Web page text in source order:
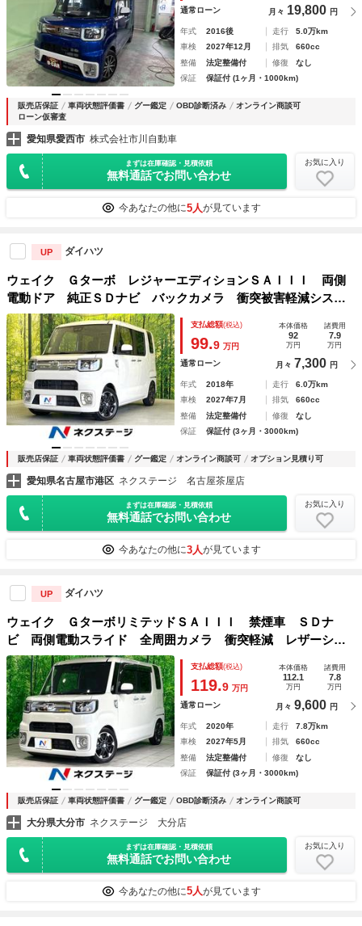
通常ローン 月々 19,800 円
年式 2016後 走行
5.0万km
車検
2027年12月 排気
660cc
整備
法定整備付 修復
なし
保証
保証付 (1ヶ月・1000km)
販売店保証 車両状態評価書 グー鑑定 OBD診断済み
オンライン商談可
ローン仮審査
愛知県愛西市 株式会社市川自動車
まずは在庫確認・見積依頼
無料通話でお問い合わせ
お気に入り
今あなたの他に5人が見ています
UP ダイハツ
ウェイク Ｇターボ レジャーエディションＳＡＩＩＩ 両側
電動ドア 純正ＳＤナビ バックカメラ 衝突被害軽減システ
ム 禁煙車 ドラレコ スマートキー ＬＥＤヘッド ＥＴ
Ｃ 純正１５インチアルミ オートハイビーム 車線逸脱警
報 オートライト
支払総額(税込)
99.9 万円
本体価格
92
万円
諸費用
7.9
万円
通常ローン 月々 7,300 円
年式 2018年 走行
6.0万km
車検
2027年7月 排気
660cc
整備
法定整備付 修復
なし
保証
保証付 (3ヶ月・3000km)
販売店保証 車両状態評価書 グー鑑定 オンライン商談可 オプション見積り可
愛知県名古屋市港区 ネクステージ 名古屋茶屋店
まずは在庫確認・見積依頼
無料通話でお問い合わせ
お気に入り
今あなたの他に3人が見ています
UP ダイハツ
ウェイク ＧターボリミテッドＳＡＩＩＩ 禁煙車 ＳＤナ
ビ 両側電動スライド 全周囲カメラ 衝突軽減 レザーシー
ト ＬＥＤヘッド ＥＴＣ フルセグ Ｂｌｕｅｔｏｏｔｈ再
生 オートハイビーム オートライト オートエアコン ＣＤ
／ＤＶＤ再生
支払総額(税込)
119.9 万円
本体価格
112.1
万円
諸費用
7.8
万円
通常ローン 月々 9,600 円
年式 2020年 走行
7.8万km
車検
2027年5月 排気
660cc
整備
法定整備付 修復
なし
保証
保証付 (3ヶ月・3000km)
販売店保証 車両状態評価書 グー鑑定 OBD診断済み オンライン商談可
大分県大分市 ネクステージ 大分店
まずは在庫確認・見積依頼
無料通話でお問い合わせ
お気に入り
今あなたの他に5人が見ています